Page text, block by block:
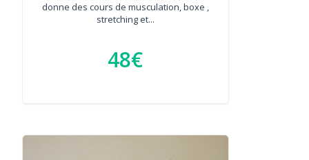
donne des cours de musculation, boxe ,
stretching et...
48€